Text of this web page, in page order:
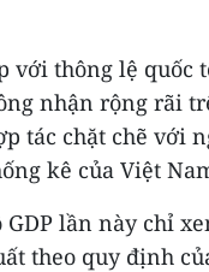
thông lệ quốc
nhận rộng rãi
tác chặt chẽ với
kê của Việt
lần này chỉ
theo quy định